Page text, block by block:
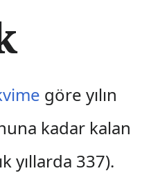
göre yılın
kadar kalan
yıllarda 337).